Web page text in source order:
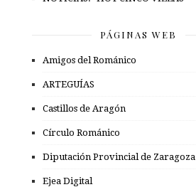
PÁGINAS WEB
Amigos del Románico
ARTEGUÍAS
Castillos de Aragón
Círculo Románico
Diputación Provincial de Zaragoza
Ejea Digital